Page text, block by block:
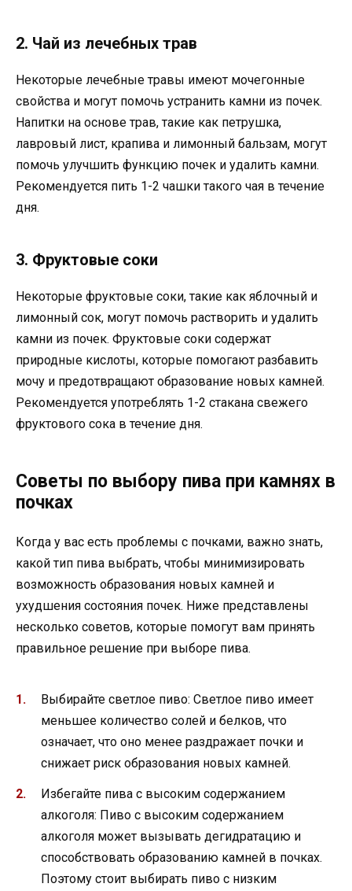
2. Чай из лечебных трав
Некоторые лечебные травы имеют мочегонные
свойства и могут помочь устранить камни из почек.
Напитки на основе трав, такие как петрушка,
лавровый лист, крапива и лимонный бальзам, могут
помочь улучшить функцию почек и удалить камни.
Рекомендуется пить 1-2 чашки такого чая в течение
дня.
3. Фруктовые соки
Некоторые фруктовые соки, такие как яблочный и
лимонный сок, могут помочь растворить и удалить
камни из почек. Фруктовые соки содержат
природные кислоты, которые помогают разбавить
мочу и предотвращают образование новых камней.
Рекомендуется употреблять 1-2 стакана свежего
фруктового сока в течение дня.
Советы по выбору пива при камнях в
почках
Когда у вас есть проблемы с почками, важно знать,
какой тип пива выбрать, чтобы минимизировать
возможность образования новых камней и
ухудшения состояния почек. Ниже представлены
несколько советов, которые помогут вам принять
правильное решение при выборе пива.
Выбирайте светлое пиво: Светлое пиво имеет
меньшее количество солей и белков, что
означает, что оно менее раздражает почки и
снижает риск образования новых камней.
Избегайте пива с высоким содержанием
алкоголя: Пиво с высоким содержанием
алкоголя может вызывать дегидратацию и
способствовать образованию камней в почках.
Поэтому стоит выбирать пиво с низким